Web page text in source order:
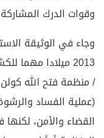
وقوات الدرك
2013 ميلادا
/ منظمة فتح الله
(عملية الفساد
القضاء والأمن،